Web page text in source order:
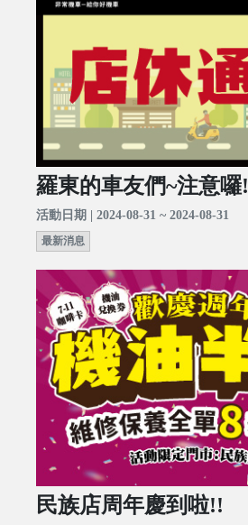
羅東的車友們~注意囉!
活動日期 | 2024-08-31 ~ 2024-08-31
最新消息
民族店周年慶到啦!!